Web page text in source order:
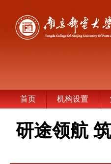
首页 机构设置
研途领航